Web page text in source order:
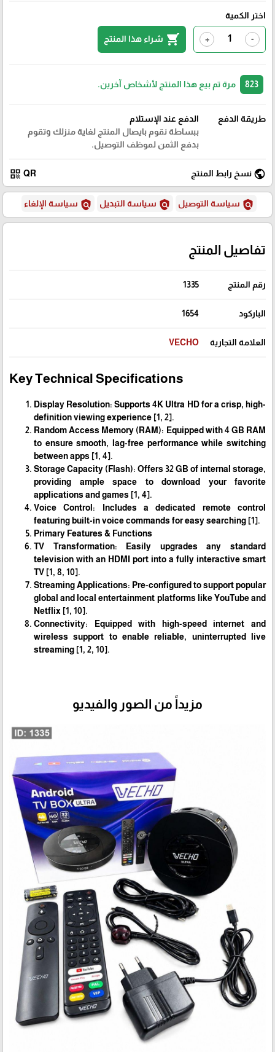
اختر الكمية
-
+
shopping_cart شراء هذا المنتج
مرة تم بيع هذا المنتج لأشخاص آخرين.
طريقة الدفع
الدفع عند الإستلام
ببساطة نقوم بايصال المنتج لغاية منزلك وتقوم
بدفع الثمن لموظف التوصيل.
public نسخ رابط المنتج QR
qr_code
policy سياسة التوصيل policy سياسة التبديل policy سياسة الإلغاء
تفاصيل المنتج
رقم المنتج 1335
الباركود 1654
العلامة التجارية VECHO
Key Technical Specifications
Display Resolution: Supports 4K Ultra HD for a crisp, high-
definition viewing experience [1, 2].
Random Access Memory (RAM): Equipped with 4 GB RAM
to ensure smooth, lag-free performance while switching
between apps [1, 4].
Storage Capacity (Flash): Offers 32 GB of internal storage,
providing ample space to download your favorite
applications and games [1, 4].
Voice Control: Includes a dedicated remote control
featuring built-in voice commands for easy searching [1].
Primary Features & Functions
TV Transformation: Easily upgrades any standard
television with an HDMI port into a fully interactive smart
TV [1, 8, 10].
Streaming Applications: Pre-configured to support popular
global and local entertainment platforms like YouTube and
Netflix [1, 10].
Connectivity: Equipped with high-speed internet and
wireless support to enable reliable, uninterrupted live
streaming [1, 2, 10].
مزيداً من الصور والفيديو